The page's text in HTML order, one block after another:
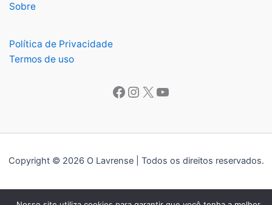
Sobre
Política de Privacidade
Termos de uso
Copyright © 2026 O Lavrense | Todos os direitos reservados.